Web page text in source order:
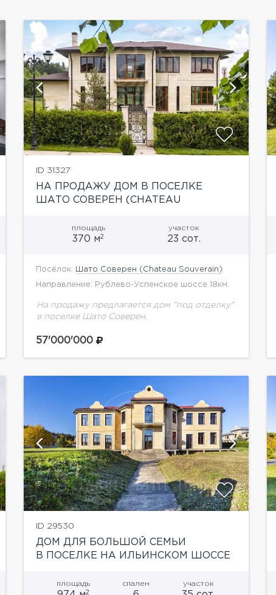
ID 31327
НА ПРОДАЖУ ДОМ В ПОСЕЛКЕ
ШАТО СОВЕРЕН (CHATEAU
площадь
370 м2
участок
23 сот.
Посёлок: Шато Соверен (Chateau Souverain)
Направление: Рублево-Успенское шоссе 18км.
На продажу предлагается дом "под отделку"
в поселке Шато Соверен.
57'000'000
показать ещё 9 фотографий
ID 29530
ДОМ ДЛЯ БОЛЬШОЙ СЕМЬИ
В ПОСЕЛКЕ НА ИЛЬИНСКОМ ШОССЕ
площадь
2
спален участок
показать ещё 6 фотографий